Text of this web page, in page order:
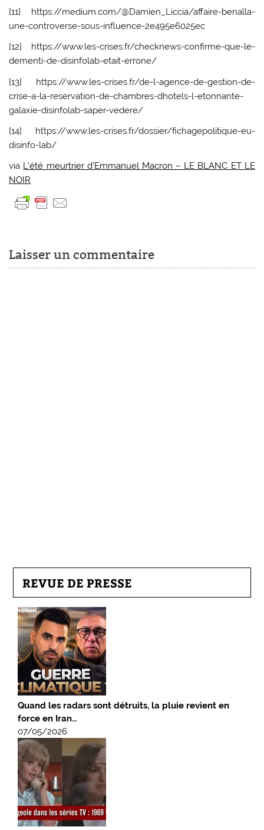
[11] https://medium.com/@Damien_Liccia/affaire-benalla-
une-controverse-sous-influence-2e495e6025ec
[12] https://www.les-crises.fr/checknews-confirme-que-le-
dementi-de-disinfolab-etait-errone/
[13] https://www.les-crises.fr/de-l-agence-de-gestion-de-
crise-a-la-reservation-de-chambres-dhotels-l-etonnante-
galaxie-disinfolab-saper-vedere/
[14] https://www.les-crises.fr/dossier/fichagepolitique-eu-
disinfo-lab/
via L’été meurtrier d’Emmanuel Macron – LE BLANC ET LE
NOIR
Laisser un commentaire
REVUE DE PRESSE
Quand les radars sont détruits, la pluie revient en
force en Iran…
07/05/2026